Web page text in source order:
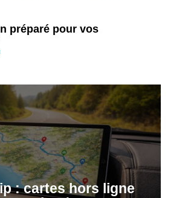
préparé pour vos
: cartes hors ligne